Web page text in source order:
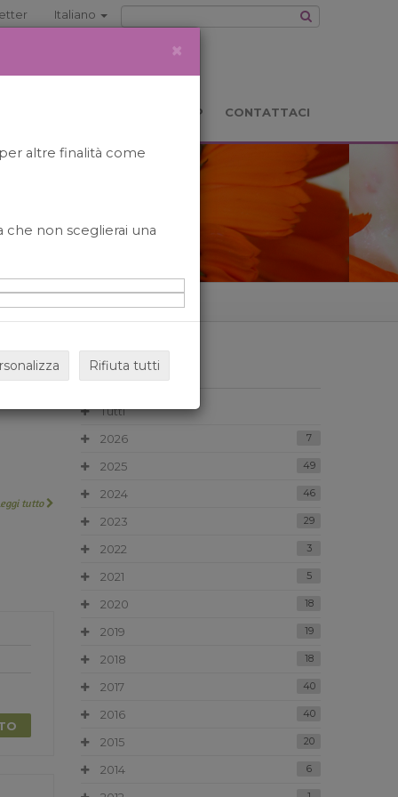
Italiano
BOOKSHOP CONTATTACI
tutto
ARCHIVIO
Tutti
2026
7
2025 49
2024 46
2023 29
2022 3
2021 5
2020 18
2019 19
2018 18
2017 40
2016 40
2015 20
2014 6
×
altre finalità come
che non sceglierai una
Rifiuta tutti